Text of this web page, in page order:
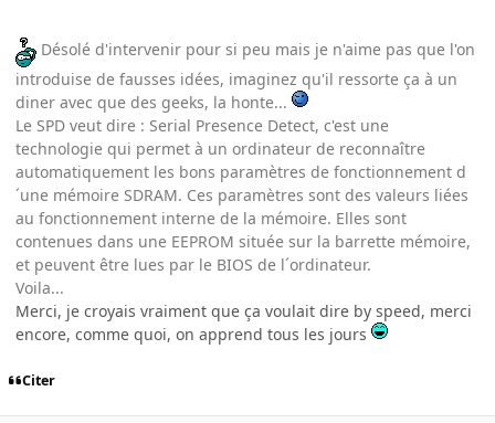
Désolé d'intervenir pour si peu mais je n'aime pas que l'on
introduise de fausses idées, imaginez qu'il ressorte ça à un
diner avec que des geeks, la honte...
Le SPD veut dire : Serial Presence Detect, c'est une
technologie qui permet à un ordinateur de reconnaître
automatiquement les bons paramètres de fonctionnement d
´une mémoire SDRAM. Ces paramètres sont des valeurs liées
au fonctionnement interne de la mémoire. Elles sont
contenues dans une EEPROM située sur la barrette mémoire,
et peuvent être lues par le BIOS de l´ordinateur.
Voila...
Merci, je croyais vraiment que ça voulait dire by speed, merci
encore, comme quoi, on apprend tous les jours
Citer